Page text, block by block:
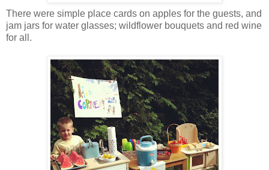
There were simple place cards on apples for the guests, and
jam jars for water glasses; wildflower bouquets and red wine
for all.